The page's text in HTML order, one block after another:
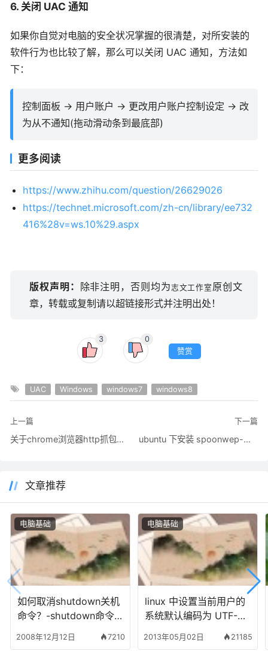
6. 关闭 UAC 通知
如果你自觉对电脑的安全状况掌握的很清楚，对所安装的
软件行为也比较了解，那么可以关闭 UAC 通知，方法如
下：
控制面板 -> 用户账户 -> 更改用户账户控制设定 -> 改
为从不通知(拖动滑动条到最底部)
更多阅读
https://www.zhihu.com/question/26629026
https://technet.microsoft.com/zh-cn/library/ee732
416%28v=ws.10%29.aspx
版权声明： 除非注明，否则均为志文工作室 原创文
章，转载或复制请以超链接形式并注明出处！
3
0
赞赏
UAC Windows windows7 windows8
上一篇
关于chrome浏览器http抓包：chrome://net-internals/
下一篇
ubuntu 下安装 spoonwep-wpa 步骤、使用方法及问题解决
文章推荐
如何取消shutdown关机
命令？-shutdown命令
2008年12月12日 7210
电脑基础
linux 中设置当前用户的
系统默认编码为 UTF-8
的方法参考
2013年05月02日 21185
电脑基础